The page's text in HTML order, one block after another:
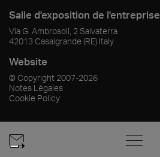
Salle d'exposition de l'entreprise
Via G. Ambrosoli, 2 Salvaterra
42013 Casalgrande (RE) Italy
Website
© Copyright 2007-2026
Notes Légales
Cookie Policy